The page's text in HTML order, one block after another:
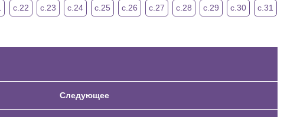
с.22 с.23 с.24 с.25 с.26 с.27 с.28 с.29 с.30
с.31
Следующее